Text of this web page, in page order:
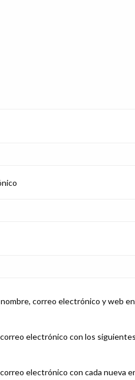
correo electrónico y web
electrónico con los
electrónico con cada nueva